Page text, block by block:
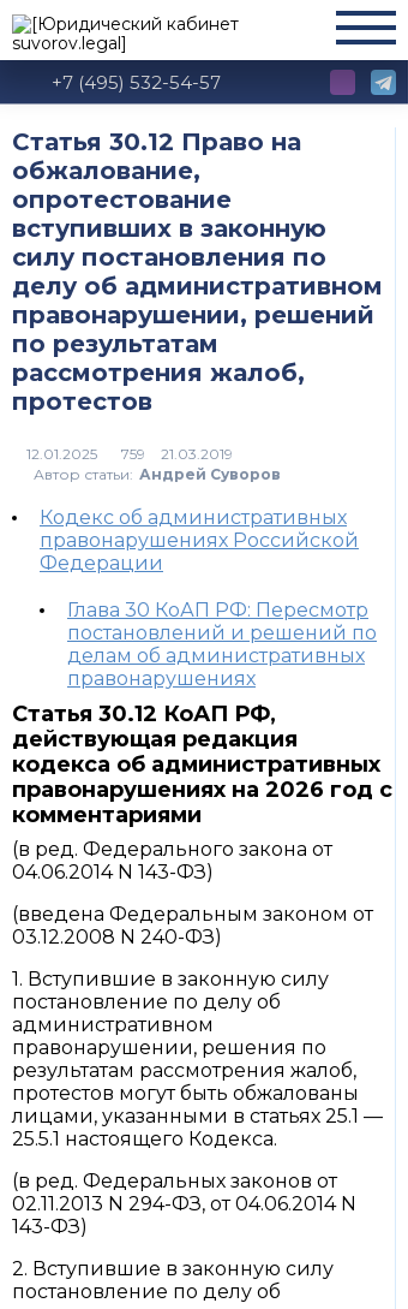
+7 (495) 532-54-57
Статья 30.12 Право на
обжалование,
опротестование
вступивших в законную
силу постановления по
делу об административном
правонарушении, решений
по результатам
рассмотрения жалоб,
протестов
759
Автор статьи: Андрей Суворов
Кодекс об административных
правонарушениях Российской
Федерации
Глава 30 КоАП РФ: Пересмотр
постановлений и решений по
делам об административных
правонарушениях
Статья 30.12 КоАП РФ,
действующая редакция
кодекса об административных
правонарушениях на 2026 год с
комментариями
(в ред. Федерального закона от
04.06.2014 N 143-ФЗ)
(введена Федеральным законом от
03.12.2008 N 240-ФЗ)
1. Вступившие в законную силу
постановление по делу об
административном
правонарушении, решения по
результатам рассмотрения жалоб,
протестов могут быть обжалованы
лицами, указанными в статьях 25.1 —
25.5.1 настоящего Кодекса.
(в ред. Федеральных законов от
02.11.2013 N 294-ФЗ, от 04.06.2014 N
143-ФЗ)
2. Вступившие в законную силу
постановление по делу об